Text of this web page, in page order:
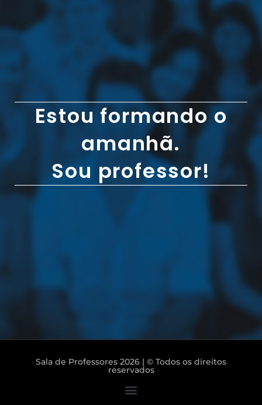
Estou formando o
amanhã.
Sou professor!
Sala de Professores 2026 | © Todos os direitos
reservados